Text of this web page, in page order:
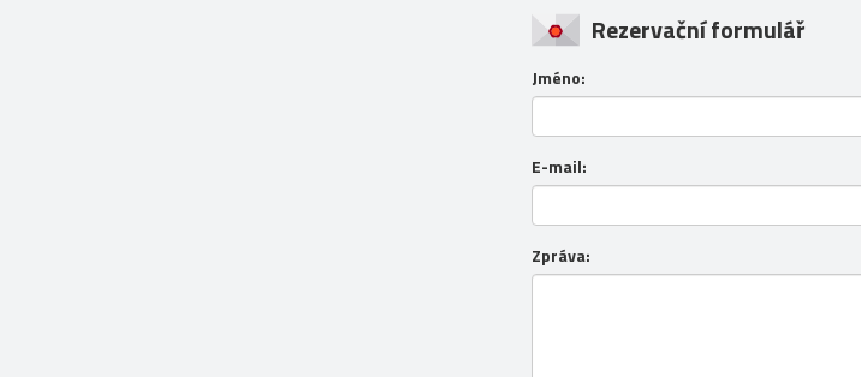
Rezervační formulář
Jméno:
E-mail:
Zpráva: